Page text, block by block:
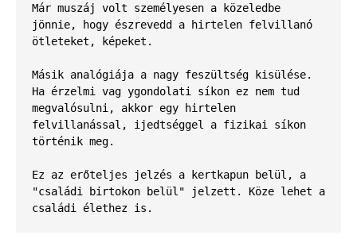
Már muszáj volt személyesen a közeledbe
jönnie, hogy észrevedd a hirtelen felvillanó
ötleteket, képeket.
Másik analógiája a nagy feszültség kisülése.
Ha érzelmi vag ygondolati síkon ez nem tud
megvalósulni, akkor egy hirtelen
felvillanással, ijedtséggel a fizikai síkon
történik meg.
Ez az erőteljes jelzés a kertkapun belül, a
"családi birtokon belül" jelzett. Köze lehet a
családi élethez is.